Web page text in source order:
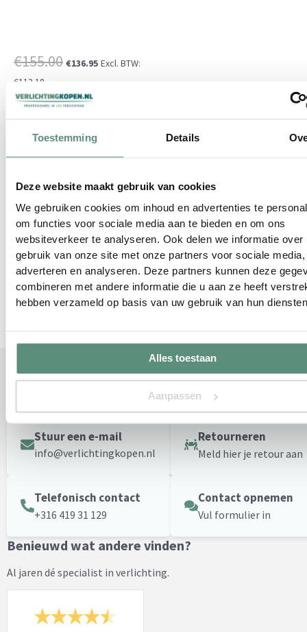
Toestemming Details
Deze website maakt gebruik van cookies
We gebruiken cookies om inhoud en advertenties te
om functies voor sociale media aan te bieden en om ons
websiteverkeer te analyseren. Ook delen we informatie over
gebruik van onze site met onze partners voor sociale media,
adverteren en analyseren. Deze partners kunnen deze
combineren met andere informatie die u aan ze heeft
hebben verzameld op basis van uw gebruik van hun
Alles toestaan
Aanpassen
€155.00Oorspronkelijke
was:
€155.00.
€136.95Huidige
Excl. BTW:
€113.18
BESTELLEN
Hulp nodig?
Neem contact op met onze klantenservice.
Stuur een e-mail
info@verlichtingkopen.nl
Retourneren
Meld hier je retour aan
Telefonisch contact
+316 419 31 129
Contact opnemen
Vul formulier in
Benieuwd wat andere vinden?
Al jaren dé specialist in verlichting.